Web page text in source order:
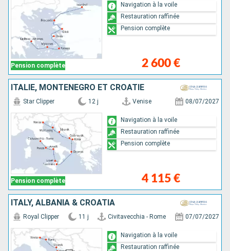
Pension complète 2 600 €
Navigation à la voile
Restauration raffinée
Pension complète
ITALIE, MONTÉNÉGRO ET CROATIE
Pension complète
Star Clipper 12 j Venise 08/07/2027
4 115 €
Navigation à la voile
Restauration raffinée
Pension complète
ITALY, ALBANIA & CROATIA
Royal Clipper 11 j Civitavecchia - Rome 07/07/2027
Navigation à la voile
Restauration raffinée